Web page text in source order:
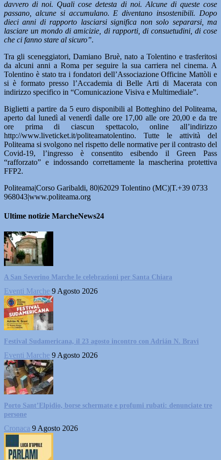
davvero di noi. Quali cose detesta di noi. Alcune di queste cose
passano, alcune si accumulano. E diventano insostenibili. Dopo
dieci anni di rapporto lasciarsi significa non solo separarsi, ma
lasciare un mondo di amicizie, di rapporti, di consuetudini, di cose
che ci fanno stare al sicuro”.
Tra gli sceneggiatori, Damiano Bruè, nato a Tolentino e trasferitosi
da alcuni anni a Roma per seguire la sua carriera nel cinema. A
Tolentino è stato tra i fondatori dell’Associazione Officine Mattòli e
si è formato presso l’Accademia di Belle Arti di Macerata con
indirizzo specifico in “Comunicazione Visiva e Multimediale”.
Biglietti a partire da 5 euro disponibili al Botteghino del Politeama,
aperto dal lunedì al venerdì dalle ore 17,00 alle ore 20,00 e da tre
ore prima di ciascun spettacolo, online all’indirizzo
http://www.liveticket.it/politeamatolentino. Tutte le attività del
Politeama si svolgono nel rispetto delle normative per il contrasto del
Covid-19, l’ingresso è consentito esibendo il Green Pass
“rafforzato” e indossando correttamente la mascherina protettiva
FFP2.
Politeama|Corso Garibaldi, 80|62029 Tolentino (MC)|T.+39 0733
968043|www.politeama.org
Ultime notizie MarcheNews24
A San Severino Marche le celebrazioni per Santa Chiara
Eventi Marche 9 Agosto 2026
Festival Sudamericana, il 23 agosto incontro con Adrián N. Bravi
Eventi Marche 9 Agosto 2026
Porto Sant’Elpidio, borse schermate e profumi rubati: denunciate tre
persone
Cronaca 9 Agosto 2026